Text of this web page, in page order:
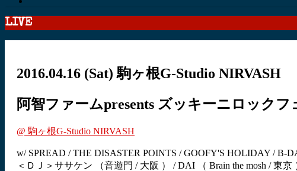
LIVE
2016.04.16 (Sat) 駒ヶ根G-Studio NIRVASH
阿智ファームpresents ズッキーニロックフ
@ 駒ヶ根G-Studio NIRVASH
w/ SPREAD / THE DISASTER POINTS / GOOFY'S HOLIDAY / B-
＜ＤＪ＞ササケン （音遊門 / 大阪 ） / DAI （ Brain the mosh / 東京